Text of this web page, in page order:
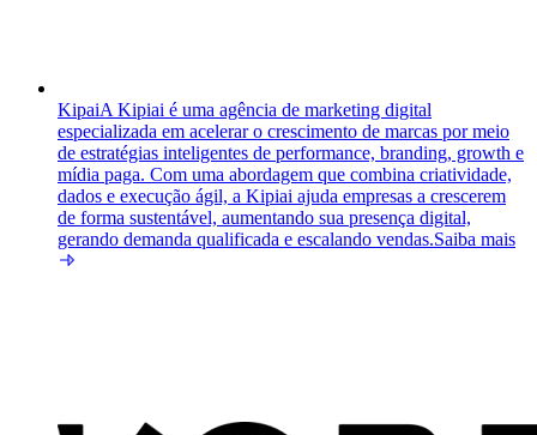
KipaiA Kipiai é uma agência de marketing digital
especializada em acelerar o crescimento de marcas por meio
de estratégias inteligentes de performance, branding, growth e
mídia paga. Com uma abordagem que combina criatividade,
dados e execução ágil, a Kipiai ajuda empresas a crescerem
de forma sustentável, aumentando sua presença digital,
gerando demanda qualificada e escalando vendas.Saiba mais